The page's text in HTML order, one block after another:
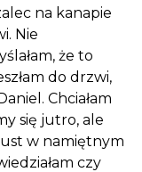
na kanapie
Nie
że to
do drzwi,
Chciałam
się jutro, ale
ust w namiętnym
czy